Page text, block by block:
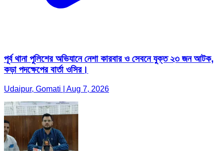
পূর্ব থানা পুলিশের অভিযানে নেশা কারবার ও সেবনে যুক্ত ২৩ জন আটক,
কড়া পদক্ষেপের বার্তা ওসির।
Udaipur, Gomati | Aug 7, 2026